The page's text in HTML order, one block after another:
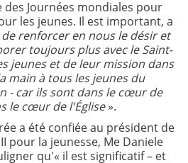
Journées mondiales pour
les jeunes. Il est important, a
de renforcer en nous le désir et
toujours plus avec le Saint-
jeunes et de leur mission dans
main à tous les jeunes du
- car ils sont dans le cœur de
le cœur de l'Église».
a été confiée au président de
pour la jeunesse, Me Daniele
qu'« il est significatif – et